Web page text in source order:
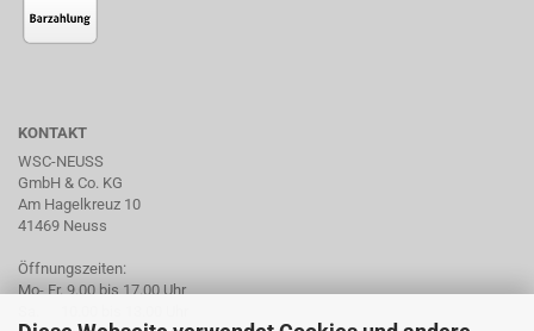
KONTAKT
WSC-NEUSS
GmbH & Co. KG
Am Hagelkreuz 10
41469 Neuss
Öffnungszeiten:
Mo- Fr. 9.00 bis 17.00 Uhr